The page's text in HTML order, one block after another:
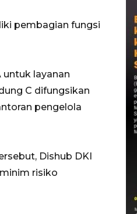
pembagian fungsi
untuk layanan
C difungsikan
pengelola
Dishub DKI
risiko